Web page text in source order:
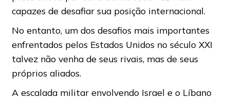
capazes de desafiar sua posição internacional.
No entanto, um dos desafios mais importantes
enfrentados pelos Estados Unidos no século XXI
talvez não venha de seus rivais, mas de seus
próprios aliados.
A escalada militar envolvendo Israel e o Líbano